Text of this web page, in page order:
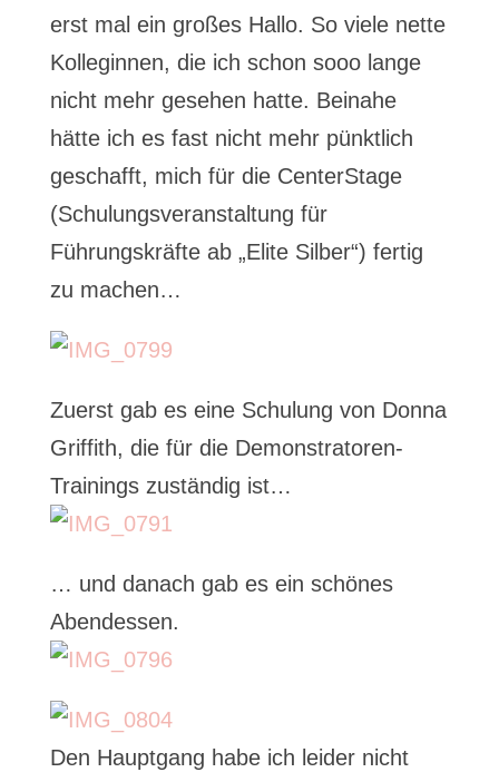
erst mal ein großes Hallo. So viele nette
Kolleginnen, die ich schon sooo lange
nicht mehr gesehen hatte. Beinahe
hätte ich es fast nicht mehr pünktlich
geschafft, mich für die CenterStage
(Schulungsveranstaltung für
Führungskräfte ab „Elite Silber“) fertig
zu machen…
Zuerst gab es eine Schulung von Donna
Griffith, die für die Demonstratoren-
Trainings zuständig ist…
… und danach gab es ein schönes
Abendessen.
Den Hauptgang habe ich leider nicht